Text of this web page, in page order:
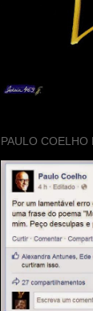
PAULO COELHO